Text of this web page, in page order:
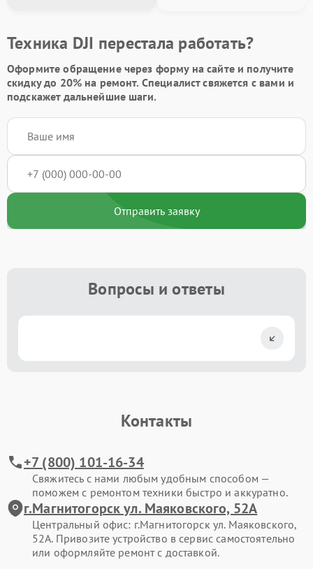
Техника DJI перестала работать?
Оформите обращение через форму на сайте и получите
скидку до 20%на ремонт. Специалист свяжется с вами и
подскажет дальнейшие шаги.
Отправить заявку
Вопросы и ответы
Контакты
+7 (800) 101-16-34
Свяжитесь с нами любым удобным способом —
поможем с ремонтом техники быстро и аккуратно.
г.Магнитогорск ул. Маяковского, 52А
Центральный офис: г.Магнитогорск ул. Маяковского,
52А. Привозите устройство в сервис самостоятельно
или оформляйте ремонт с доставкой.